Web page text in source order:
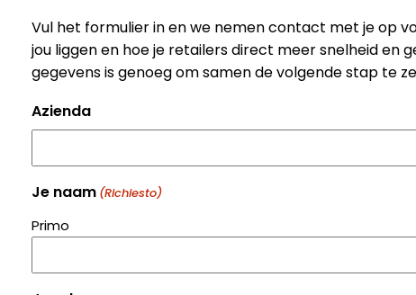
Vul het formulier in en we nemen contact met je op
jou liggen en hoe je retailers direct meer snelheid en
gegevens is genoeg om samen de volgende stap te
Azienda
Je naam (Richiesto)
Primo